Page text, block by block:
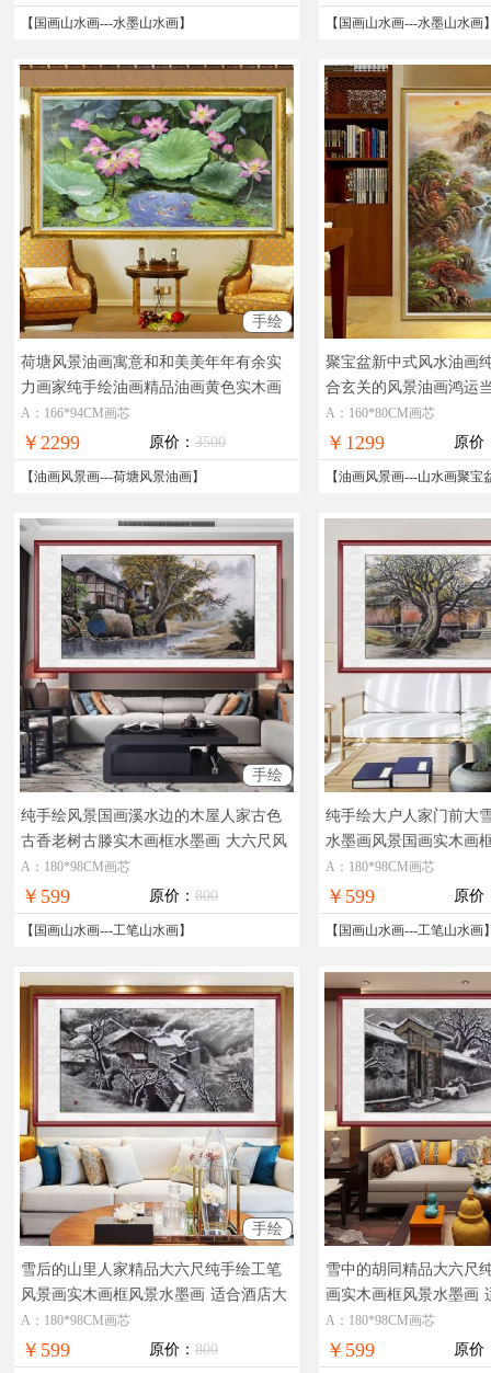
【 国画山水画---水墨山水画】 【 国画山水画---水墨山水画
手绘
荷塘风景油画寓意和和美美年年有余实
力画家纯手绘油画精品油画黄色实木画
框
高品质精品风景油画
A：166*94CM画芯
￥2299 原价： 3500
【油画风景画---荷塘风景油画】
聚宝盆新中式风水油画
合玄关的风景油画鸿运
合中式玄关的纯手绘风
A：160*80CM画芯
￥1299 原价
【油画风景画---山水画聚宝
手绘
纯手绘风景国画溪水边的木屋人家古色
古香老树古滕实木画框水墨画 大六尺风
景国画水墨画
A：180*98CM画芯
￥599 原价： 800
【 国画山水画---工笔山水画】
纯手绘大户人家门前大
水墨画风景国画实木画
手绘工笔风景国画
A：180*98CM画芯
￥599 原价
【 国画山水画---工笔山水画
手绘
雪后的山里人家精品大六尺纯手绘工笔
风景画实木画框风景水墨画 适合酒店大
厅的风景水墨画
A：180*98CM画芯
￥599 原价： 800
雪中的胡同精品大六尺
画实木画框风景水墨画
装饰水墨画
A：180*98CM画芯
￥599 原价